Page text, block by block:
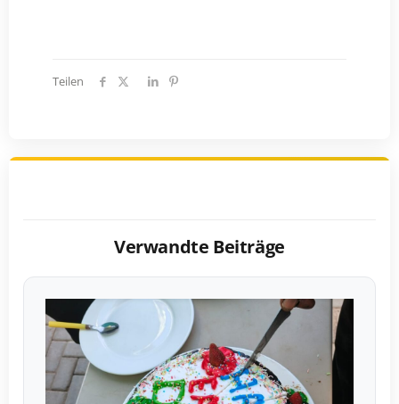
Teilen
Verwandte Beiträge